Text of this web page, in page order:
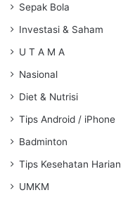
Sepak Bola
Investasi & Saham
U T A M A
Nasional
Diet & Nutrisi
Tips Android / iPhone
Badminton
Tips Kesehatan Harian
UMKM